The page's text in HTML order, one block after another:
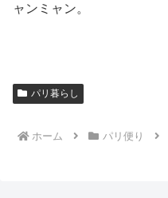
ャンミャン。
パリ暮らし
ホーム パリ便り